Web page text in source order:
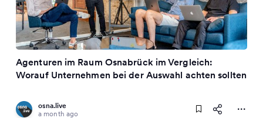
Agenturen im Raum Osnabrück im Vergleich:
Worauf Unternehmen bei der Auswahl achten sollten
osna.live
a month ago